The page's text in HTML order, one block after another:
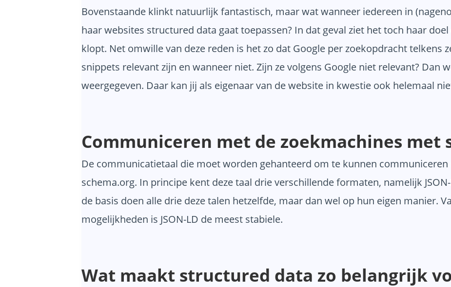
Bovenstaande klinkt natuurlijk fantastisch, maar wat wanneer iedereen in
haar websites structured data gaat toepassen? In dat geval ziet het toch haar
klopt. Net omwille van deze reden is het zo dat Google per zoekopdracht telkens
snippets relevant zijn en wanneer niet. Zijn ze volgens Google niet relevant? Dan
weergegeven. Daar kan jij als eigenaar van de website in kwestie ook helemaal
Communiceren met de zoekmachines met
De communicatietaal die moet worden gehanteerd om te kunnen
schema.org. In principe kent deze taal drie verschillende formaten, namelijk
de basis doen alle drie deze talen hetzelfde, maar dan wel op hun eigen manier.
mogelijkheden is JSON-LD de meest stabiele.
Wat maakt structured data zo belangrijk